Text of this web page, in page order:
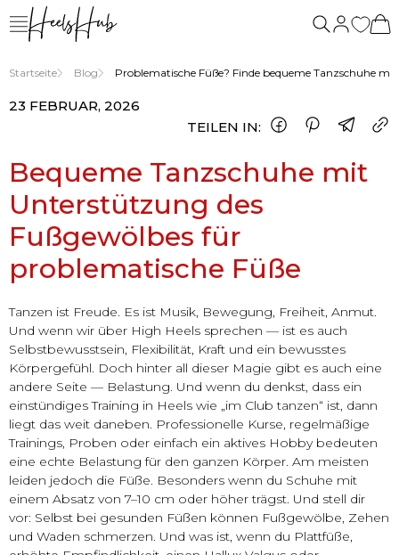
Startseite Blog Problematische Füße? Finde bequeme Tanzschuhe
23 FEBRUAR, 2026
TEILEN IN:
Bequeme Tanzschuhe mit
Unterstützung des
Fußgewölbes für
problematische Füße
Tanzen ist Freude. Es ist Musik, Bewegung, Freiheit, Anmut.
Und wenn wir über High Heels sprechen — ist es auch
Selbstbewusstsein, Flexibilität, Kraft und ein bewusstes
Körpergefühl. Doch hinter all dieser Magie gibt es auch eine
andere Seite — Belastung. Und wenn du denkst, dass ein
einstündiges Training in Heels wie „im Club tanzen“ ist, dann
liegt das weit daneben. Professionelle Kurse, regelmäßige
Trainings, Proben oder einfach ein aktives Hobby bedeuten
eine echte Belastung für den ganzen Körper. Am meisten
leiden jedoch die Füße. Besonders wenn du Schuhe mit
einem Absatz von 7–10 cm oder höher trägst. Und stell dir
vor: Selbst bei gesunden Füßen können Fußgewölbe, Zehen
und Waden schmerzen. Und was ist, wenn du Plattfüße,